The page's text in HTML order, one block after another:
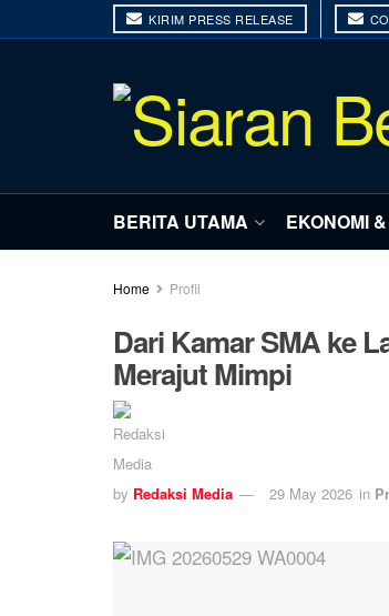
KIRIM PRESS RELEASE
BERITA UTAMA EKONOMI
Home Profil
Dari Kamar SMA ke
Merajut Mimpi
by Redaksi Media 29 May 2026 in